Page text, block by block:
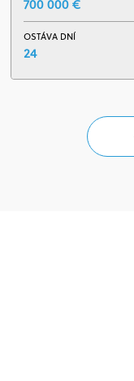
OSTÁVA DNÍ
24